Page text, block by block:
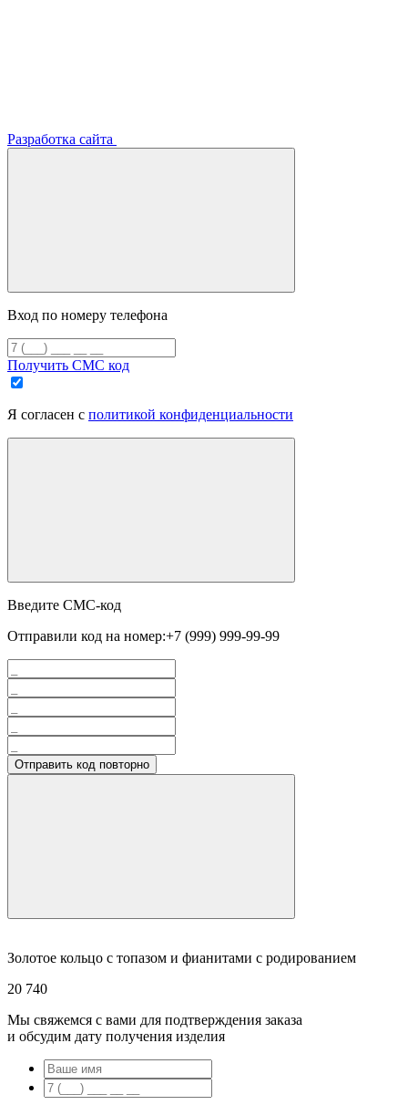
Разработка сайта
Вход по номеру телефона
Получить СМС код
Я согласен с политикой конфиденциальности
Введите СМС-код
Отправили код на номер:+7 (999) 999-99-99
Отправить код повторно
Золотое кольцо с топазом и фианитами с родированием
20 740
Мы свяжемся с вами для подтверждения заказа
и обсудим дату получения изделия